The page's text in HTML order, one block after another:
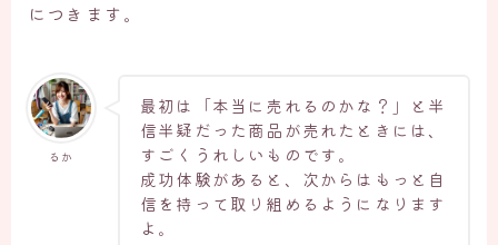
につきます。
るか
最初は「本当に売れるのかな？」と半
信半疑だった商品が売れたときには、
すごくうれしいものです。
成功体験があると、次からはもっと自
信を持って取り組めるようになります
よ。